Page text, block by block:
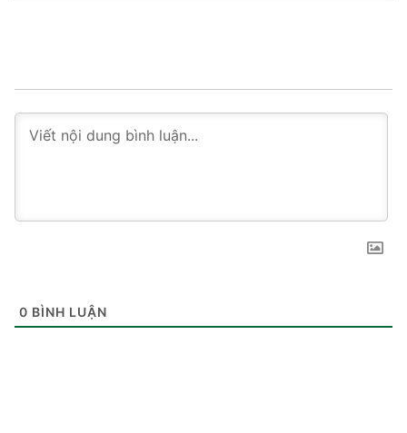
0 BÌNH LUẬN